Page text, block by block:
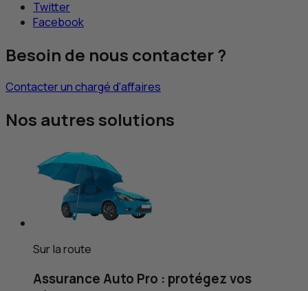
Twitter
Facebook
Besoin de nous contacter ?
Contacter un chargé d’affaires
Nos autres solutions
Sur la route
Assurance Auto Pro : protégez vos